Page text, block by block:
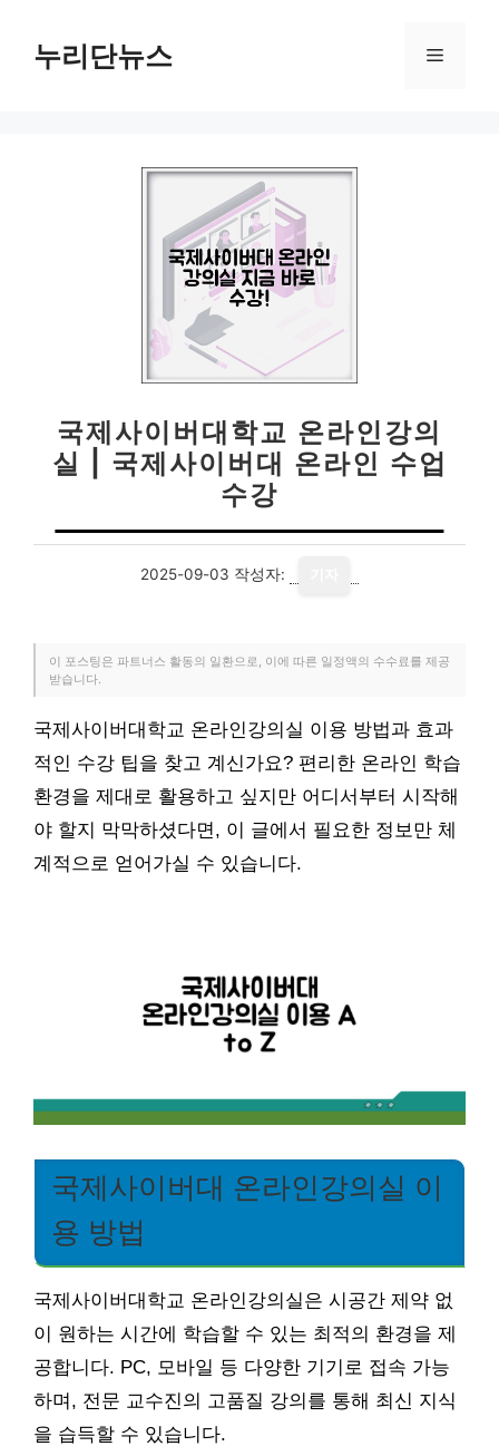
누리단뉴스 메
국제사이버대학교 온라인강의
실 | 국제사이버대 온라인 수업
수강
2025-09-03 작성자:
이 포스팅은 파트너스 활동의 일환으로, 이에 따른 일정액의 수수료를 제공
받습니다.
국제사이버대학교 온라인강의실 이용 방법과 효과
적인 수강 팁을 찾고 계신가요? 편리한 온라인 학습
환경을 제대로 활용하고 싶지만 어디서부터 시작해
야 할지 막막하셨다면, 이 글에서 필요한 정보만 체
계적으로 얻어가실 수 있습니다.
국제사이버대 온라인강의실 이
용 방법
국제사이버대학교 온라인강의실은 시공간 제약 없
이 원하는 시간에 학습할 수 있는 최적의 환경을 제
공합니다. PC, 모바일 등 다양한 기기로 접속 가능
하며, 전문 교수진의 고품질 강의를 통해 최신 지식
을 습득할 수 있습니다.